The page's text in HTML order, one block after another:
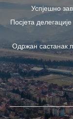
Успјешно
Посјета
Одржан састанак